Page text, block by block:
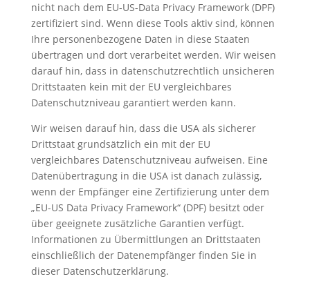
nicht nach dem EU-US-Data Privacy Framework (DPF)
zertifiziert sind. Wenn diese Tools aktiv sind, können
Ihre personenbezogene Daten in diese Staaten
übertragen und dort verarbeitet werden. Wir weisen
darauf hin, dass in datenschutzrechtlich unsicheren
Drittstaaten kein mit der EU vergleichbares
Datenschutzniveau garantiert werden kann.
Wir weisen darauf hin, dass die USA als sicherer
Drittstaat grundsätzlich ein mit der EU
vergleichbares Datenschutzniveau aufweisen. Eine
Datenübertragung in die USA ist danach zulässig,
wenn der Empfänger eine Zertifizierung unter dem
„EU-US Data Privacy Framework“ (DPF) besitzt oder
über geeignete zusätzliche Garantien verfügt.
Informationen zu Übermittlungen an Drittstaaten
einschließlich der Datenempfänger finden Sie in
dieser Datenschutzerklärung.